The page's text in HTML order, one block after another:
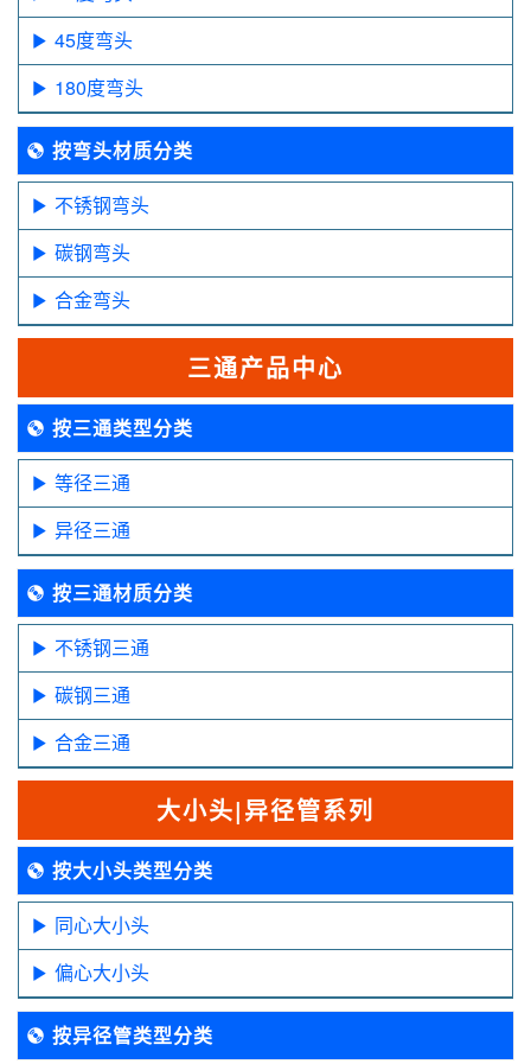
45度弯头
180度弯头
按弯头材质分类
不锈钢弯头
碳钢弯头
合金弯头
三通产品中心
按三通类型分类
等径三通
异径三通
按三通材质分类
不锈钢三通
碳钢三通
合金三通
大小头|异径管系列
按大小头类型分类
同心大小头
偏心大小头
按异径管类型分类